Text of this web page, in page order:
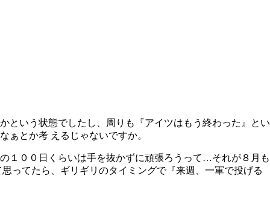
という状態でしたし、周りも『アイツはもう終わった』とい
とか考 えるじゃないですか。
１００日くらいは手を抜かずに頑張ろうって…それが８月も
ってたら、ギリギリのタイミングで『来週、一軍で投げる